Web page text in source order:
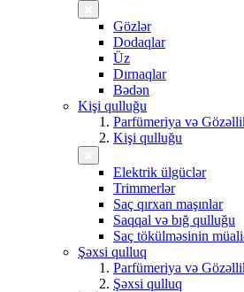
Gözlər
Dodaqlar
Üz
Dırnaqlar
Bədən
Kişi qulluğu
Parfümeriya və
Kişi qulluğu
Elektrik ülgüclər
Trimmerlər
Saç qırxan maşınlar
Saqqal və bığ qulluğu
Saç tökülməsinin
Şəxsi qulluq
Parfümeriya və
Şəxsi qulluq